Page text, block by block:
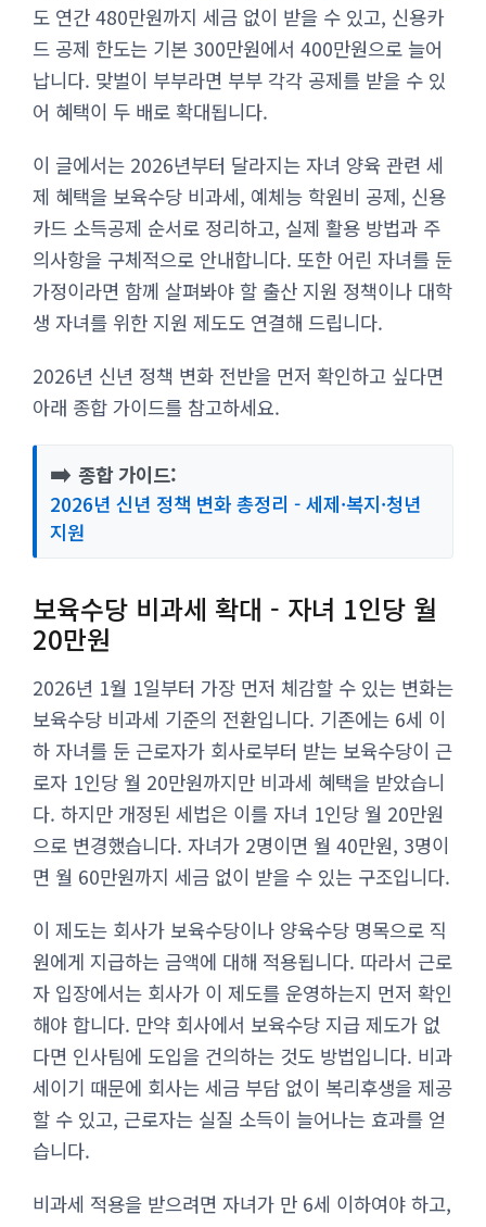
도 연간 480만원까지 세금 없이 받을 수 있고, 신용카
드 공제 한도는 기본 300만원에서 400만원으로 늘어
납니다. 맞벌이 부부라면 부부 각각 공제를 받을 수 있
어 혜택이 두 배로 확대됩니다.
이 글에서는 2026년부터 달라지는 자녀 양육 관련 세
제 혜택을 보육수당 비과세, 예체능 학원비 공제, 신용
카드 소득공제 순서로 정리하고, 실제 활용 방법과 주
의사항을 구체적으로 안내합니다. 또한 어린 자녀를 둔
가정이라면 함께 살펴봐야 할 출산 지원 정책이나 대학
생 자녀를 위한 지원 제도도 연결해 드립니다.
2026년 신년 정책 변화 전반을 먼저 확인하고 싶다면
아래 종합 가이드를 참고하세요.
➡️ 종합 가이드:
2026년 신년 정책 변화 총정리 - 세제·복지·청년
지원
보육수당 비과세 확대 - 자녀 1인당 월
20만원
2026년 1월 1일부터 가장 먼저 체감할 수 있는 변화는
보육수당 비과세 기준의 전환입니다. 기존에는 6세 이
하 자녀를 둔 근로자가 회사로부터 받는 보육수당이 근
로자 1인당 월 20만원까지만 비과세 혜택을 받았습니
다. 하지만 개정된 세법은 이를 자녀 1인당 월 20만원
으로 변경했습니다. 자녀가 2명이면 월 40만원, 3명이
면 월 60만원까지 세금 없이 받을 수 있는 구조입니다.
이 제도는 회사가 보육수당이나 양육수당 명목으로 직
원에게 지급하는 금액에 대해 적용됩니다. 따라서 근로
자 입장에서는 회사가 이 제도를 운영하는지 먼저 확인
해야 합니다. 만약 회사에서 보육수당 지급 제도가 없
다면 인사팀에 도입을 건의하는 것도 방법입니다. 비과
세이기 때문에 회사는 세금 부담 없이 복리후생을 제공
할 수 있고, 근로자는 실질 소득이 늘어나는 효과를 얻
습니다.
비과세 적용을 받으려면 자녀가 만 6세 이하여야 하고,